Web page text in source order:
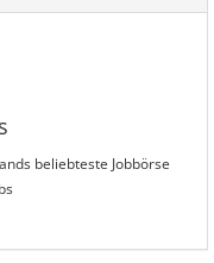
beliebteste Jobbörse